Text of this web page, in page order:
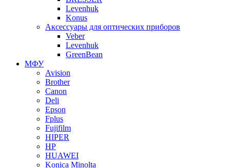
Levenhuk
Konus
Аксессуары для оптических приборов
Veber
Levenhuk
GreenBean
МФУ
Avision
Brother
Canon
Deli
Epson
Fplus
Fujifilm
HIPER
HP
HUAWEI
Konica Minolta